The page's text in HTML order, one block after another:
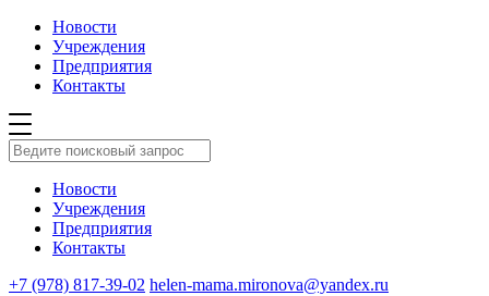
Новости
Учреждения
Предприятия
Контакты
Новости
Учреждения
Предприятия
Контакты
+7 (978) 817-39-02 helen-mama.mironova@yandex.ru